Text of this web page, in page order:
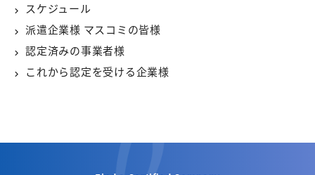
スケジュール
派遣企業様 マスコミの皆様
認定済みの事業者様
これから認定を受ける企業様